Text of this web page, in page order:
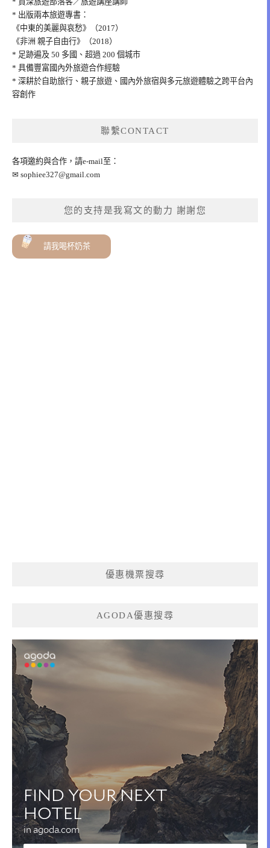
* 出版兩本旅遊專書：
《中東的美麗與哀愁》（2017）
《非洲 親子自由行》（2018）
* 足跡遍及 50 多國、超過 200 個城市
* 具備豐富國內外旅遊合作經驗
* 深耕於自助旅行、親子旅遊、國內外旅宿與多元旅遊體驗之跨平台內
容創作
聯繫CONTACT
各項邀約與合作，請e-mail至：
✉ sophiee327@gmail.com
您的支持是我寫文的動力 謝謝您
請我喝杯奶茶
優惠機票搜尋
AGODA優惠搜尋